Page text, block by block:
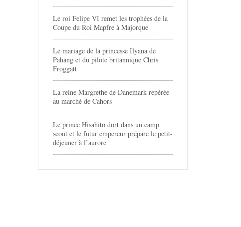
Le roi Felipe VI remet les trophées de la
Coupe du Roi Mapfre à Majorque
Le mariage de la princesse Ilyana de
Pahang et du pilote britannique Chris
Froggatt
La reine Margrethe de Danemark repérée
au marché de Cahors
Le prince Hisahito dort dans un camp
scout et le futur empereur prépare le petit-
déjeuner à l’aurore